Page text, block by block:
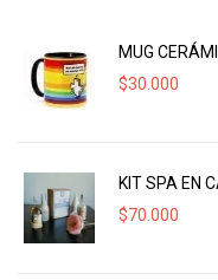
MUG
$30.000
KIT SPA EN
$70.000